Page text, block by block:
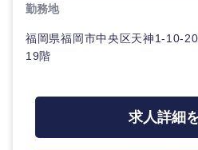
人事 M&A・
政策渉
メディカル・ヘルスケア
勤務地
福岡県福岡市中央区天神1-10-
19階
求人詳細